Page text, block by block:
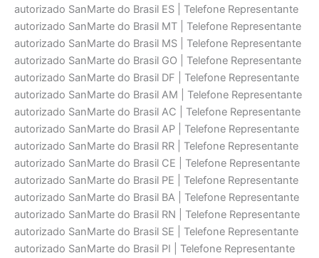
autorizado SanMarte do Brasil ES | Telefone Representante
autorizado SanMarte do Brasil MT | Telefone Representante
autorizado SanMarte do Brasil MS | Telefone Representante
autorizado SanMarte do Brasil GO | Telefone Representante
autorizado SanMarte do Brasil DF | Telefone Representante
autorizado SanMarte do Brasil AM | Telefone Representante
autorizado SanMarte do Brasil AC | Telefone Representante
autorizado SanMarte do Brasil AP | Telefone Representante
autorizado SanMarte do Brasil RR | Telefone Representante
autorizado SanMarte do Brasil CE | Telefone Representante
autorizado SanMarte do Brasil PE | Telefone Representante
autorizado SanMarte do Brasil BA | Telefone Representante
autorizado SanMarte do Brasil RN | Telefone Representante
autorizado SanMarte do Brasil SE | Telefone Representante
autorizado SanMarte do Brasil PI | Telefone Representante